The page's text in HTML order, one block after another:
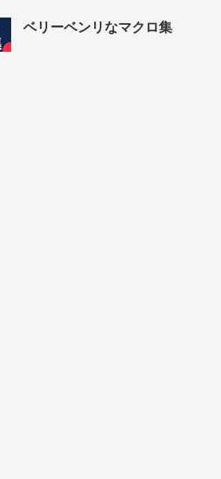
ベリーベンリなマクロ集